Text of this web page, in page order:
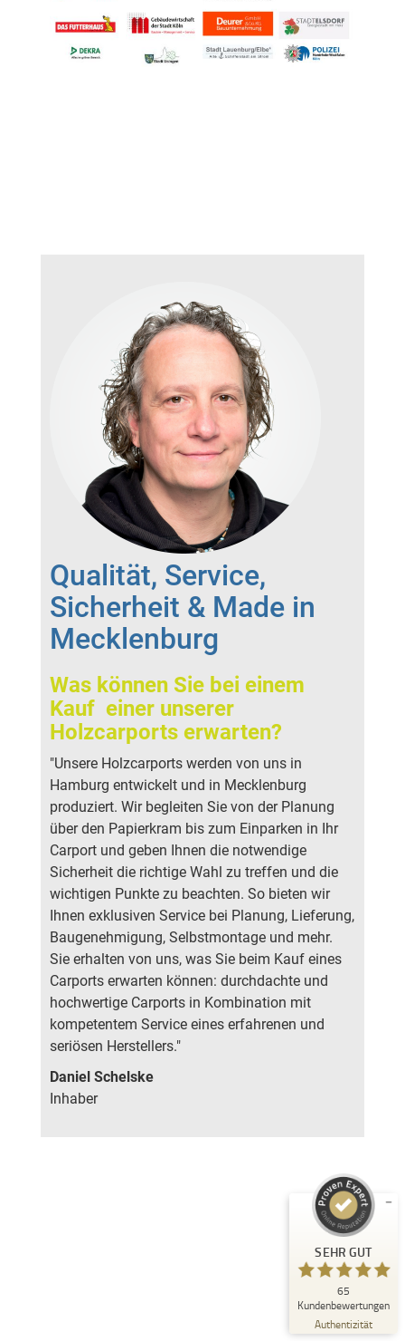
Qualität, Service,
Sicherheit & Made in
Mecklenburg
Was können Sie bei einem
Kauf einer unserer
Holzcarports erwarten?
"Unsere Holzcarports werden von uns in
Hamburg entwickelt und in Mecklenburg
produziert. Wir begleiten Sie von der Planung
über den Papierkram bis zum Einparken in Ihr
Carport und geben Ihnen die notwendige
Sicherheit die richtige Wahl zu treffen und die
wichtigen Punkte zu beachten. So bieten wir
Ihnen exklusiven Service bei Planung, Lieferung,
Baugenehmigung, Selbstmontage und mehr.
Sie erhalten von uns, was Sie beim Kauf eines
Carports erwarten können: durchdachte und
hochwertige Carports in Kombination mit
kompetentem Service eines erfahrenen und
seriösen Herstellers."
Daniel Schelske
Inhaber
SEHR GUT
65
Kundenbewertungen
Authentizität
ProvenExpert.com
14
Bewertungen auf
ProvenExpert.com
Blick aufs ProvenExpert-Profil werfen
12.07.2026